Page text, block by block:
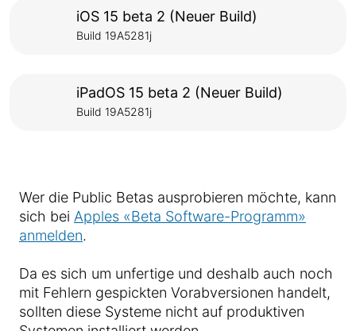
iOS 15 beta 2 (Neuer Build)
Build 19A5281j
iPadOS 15 beta 2 (Neuer Build)
Build 19A5281j
Wer die Public Betas ausprobieren möchte, kann
sich bei Apples «Beta Software-Programm»
anmelden.
Da es sich um unfertige und deshalb auch noch
mit Fehlern gespickten Vorabversionen handelt,
sollten diese Systeme nicht auf produktiven